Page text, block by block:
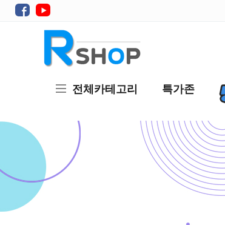
전체카테고리 특가존